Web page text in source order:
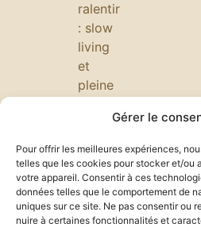
Gérer le
Pour offrir les meilleures expériences,
telles que les cookies pour stocker et/ou
votre appareil. Consentir à ces
données telles que le comportement de
uniques sur ce site. Ne pas consentir ou
nuire à certaines fonctionnalités et
ralentir
: slow
living
et
pleine
savourer
chaque
moment,
réduire
le